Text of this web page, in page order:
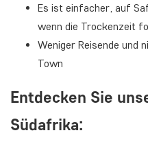
Es ist einfacher, auf
wenn die Trockenzeit
Weniger Reisende und
Town
Entdecken Sie
Südafrika: